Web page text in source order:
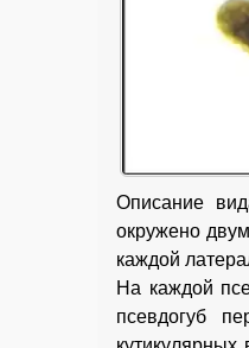
Описание
окружено
каждой
На каждой
псевдогуб